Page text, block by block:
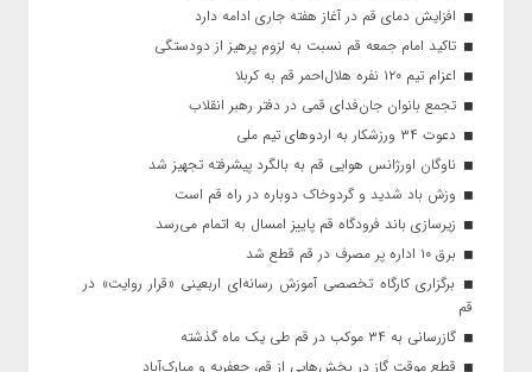
افزایش دمای قم در آغاز هفته جاری ادامه دارد
تاکید امام جمعه قم نسبت به لزوم پرهیز از دودستگی
اعزام تیم ۱۲۰ نفره هلال‌احمر قم به کربلا
تجمع بانوان جان‌فدای قمی در دفتر رهبر انقلاب
دعوت ۳۴ ورزشکار به اردوهای تیم ملی
ناوگان اورژانس هوایی قم به بالگرد پیشرفته تجهیز شد
وزش باد شدید و گردوخاک دوباره در راه قم است
زیرسازی باند فرودگاه قم پاییز امسال به اتمام می‌رسد
برق ۱۰ اداره پر مصرف در قم قطع شد
برگزاری کارگاه تخصصی آموزش رسانه‌ای اربعینی «قرار روایت» در
قم
گازرسانی به ۳۴ موکب در قم طی یک ماه گذشته
قطع موقت گاز در بخش‌هایی از قم، جعفریه و مبارک‌آباد